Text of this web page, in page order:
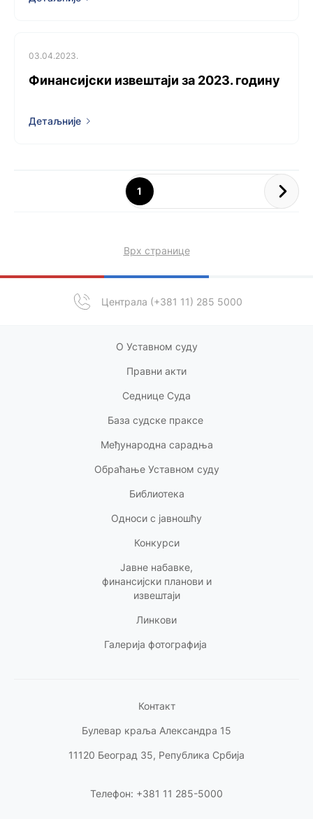
03.04.2023.
Финансијски извештаји за 2023. годину
Детаљније
1
Централа (+381 11) 285 5000
Врх странице
О Уставном суду
Правни акти
Седнице Суда
База судске праксе
Међународна сарадња
Обраћање Уставном суду
Библиотека
Односи с јавношћу
Конкурси
Јавне набавке,
финансијски планови и
извештаји
Линкови
Галерија фотографија
Контакт
Булевар краља Александра 15
11120 Београд 35, Република Србија
Телефон: +381 11 285-5000